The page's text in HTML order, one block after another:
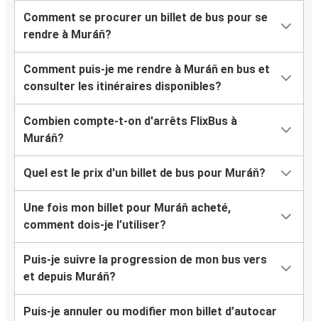
Comment se procurer un billet de bus pour se
rendre à Muráň?
Comment puis-je me rendre à Muráň en bus et
consulter les itinéraires disponibles?
Combien compte-t-on d'arrêts FlixBus à
Muráň?
Quel est le prix d'un billet de bus pour Muráň?
Une fois mon billet pour Muráň acheté,
comment dois-je l’utiliser?
Puis-je suivre la progression de mon bus vers
et depuis Muráň?
Puis-je annuler ou modifier mon billet d’autocar